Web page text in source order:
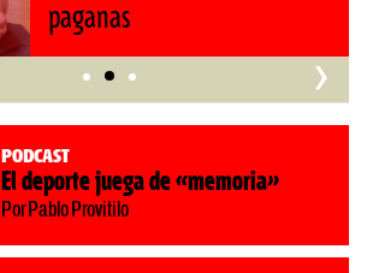
›
Podcast
El deporte juega de «memoria»
Por Pablo Provitilo